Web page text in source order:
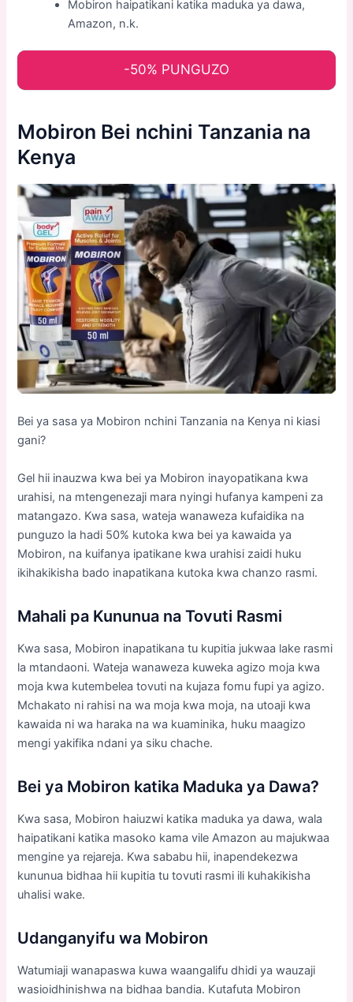
Mobiron haipatikani katika maduka ya dawa,
Amazon, n.k.
-50% PUNGUZO
Mobiron Bei nchini Tanzania na
Kenya
Bei ya sasa ya Mobiron nchini Tanzania na Kenya ni kiasi
gani?
Gel hii inauzwa kwa bei ya Mobiron inayopatikana kwa
urahisi, na mtengenezaji mara nyingi hufanya kampeni za
matangazo. Kwa sasa, wateja wanaweza kufaidika na
punguzo la hadi 50% kutoka kwa bei ya kawaida ya
Mobiron, na kuifanya ipatikane kwa urahisi zaidi huku
ikihakikisha bado inapatikana kutoka kwa chanzo rasmi.
Mahali pa Kununua na Tovuti Rasmi
Kwa sasa, Mobiron inapatikana tu kupitia jukwaa lake rasmi
la mtandaoni. Wateja wanaweza kuweka agizo moja kwa
moja kwa kutembelea tovuti na kujaza fomu fupi ya agizo.
Mchakato ni rahisi na wa moja kwa moja, na utoaji kwa
kawaida ni wa haraka na wa kuaminika, huku maagizo
mengi yakifika ndani ya siku chache.
Bei ya Mobiron katika Maduka ya Dawa?
Kwa sasa, Mobiron haiuzwi katika maduka ya dawa, wala
haipatikani katika masoko kama vile Amazon au majukwaa
mengine ya rejareja. Kwa sababu hii, inapendekezwa
kununua bidhaa hii kupitia tu tovuti rasmi ili kuhakikisha
uhalisi wake.
Udanganyifu wa Mobiron
Watumiaji wanapaswa kuwa waangalifu dhidi ya wauzaji
wasioidhinishwa na bidhaa bandia. Kutafuta Mobiron